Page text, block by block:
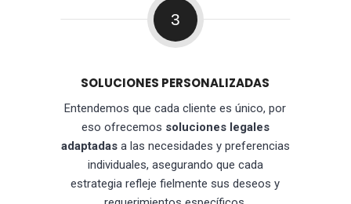
3
SOLUCIONES PERSONALIZADAS
Entendemos que cada cliente es único, por
eso ofrecemos soluciones legales
adaptadasa las necesidades y preferencias
individuales, asegurando que cada
estrategia refleje fielmente sus deseos y